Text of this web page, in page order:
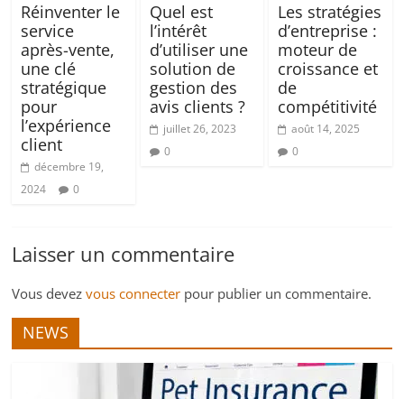
Réinventer le
service
après-vente,
une clé
stratégique
pour
l’expérience
client
décembre 19,
2024
0
Quel est
l’intérêt
d’utiliser une
solution de
gestion des
avis clients ?
juillet 26, 2023
0
Les stratégies
d’entreprise :
moteur de
croissance et
de
compétitivité
août 14, 2025
0
Laisser un commentaire
Vous devezvous connecter pour publier un commentaire.
NEWS